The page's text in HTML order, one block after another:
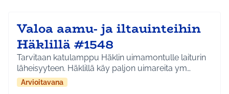
Valoa aamu- ja iltauinteihin
Häklillä #1548
Tarvitaan katulamppu Häklin uimamontulle laiturin
läheisyyteen. Häklillä käy paljon uimareita ym…
Arvioitavana